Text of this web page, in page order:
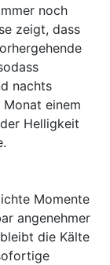
noch
zeigt, dass
nachts
einem
Helligkeit
Momente
angenehmer
die Kälte